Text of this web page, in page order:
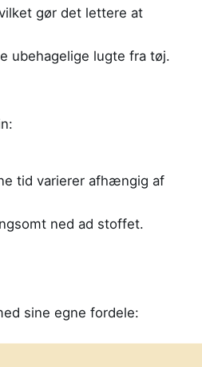
gør det lettere at
ubehagelige lugte fra tøj.
tid varierer afhængig af
ned ad stoffet.
sine egne fordele: